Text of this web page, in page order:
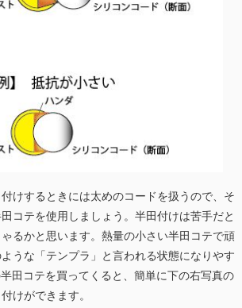
けするときには太めのコードを扱うので、そ
コテを使用しましょう。半田付けは苦手だと
るかと思います。熱量の小さい半田コテで頑
うな「テンプラ」と言われる状態になりやす
田コテを買ってくると、簡単に下の右写真の
けができます。